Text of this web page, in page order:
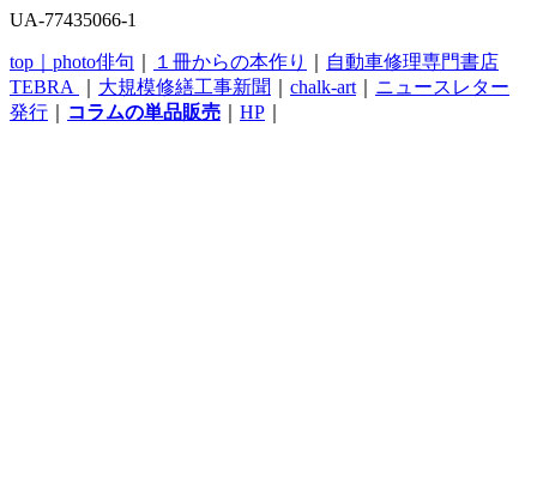
UA-77435066-1
top｜ photo俳句 １冊からの本作り
自動車修理専門書店
TEBRA
大規模修繕工事新聞 chalk-art
ニュースレター
発行
コラムの単品販売 HP